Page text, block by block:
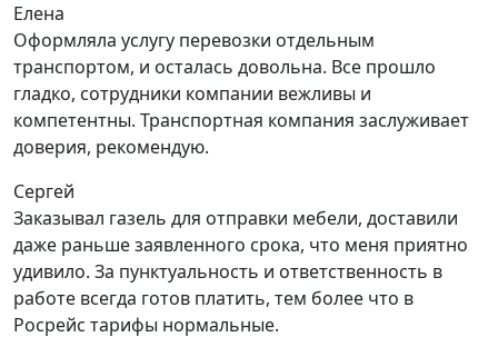
Елена
Оформляла услугу перевозки отдельным
транспортом, и осталась довольна. Все прошло
гладко, сотрудники компании вежливы и
компетентны. Транспортная компания заслуживает
доверия, рекомендую.
Сергей
Заказывал газель для отправки мебели, доставили
даже раньше заявленного срока, что меня приятно
удивило. За пунктуальность и ответственность в
работе всегда готов платить, тем более что в
Росрейс тарифы нормальные.